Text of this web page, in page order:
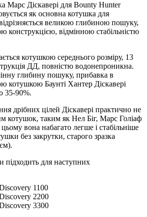
Марс Діскавері для Bounty Hunter
як основна котушка для
великою глибиною пошуку,
конструкцією, відмінною стабільністю
котушкою середнього розміру, 13
ДД, повністю водонепроникна.
глибину пошуку, прибавка в
котушкою Баунті Хантер Діскавері
35-90%.
дрібних цілей Діскавері практично не
котушок, таким як Нел Біг, Марс Голіаф
вона набагато легше і стабільніше
без закрутки, старого зразка
підходить для наступних
1100
2200
3300